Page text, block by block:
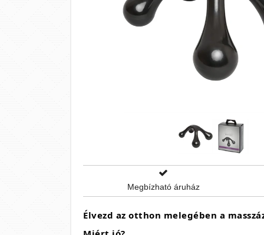
Megbízható áruház
Élvezd az otthon melegében a